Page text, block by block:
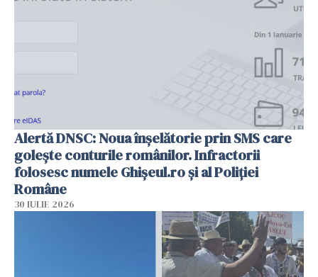
Alertă DNSC: Noua înșelătorie prin SMS care
golește conturile românilor. Infractorii
folosesc numele Ghișeul.ro și al Poliției
Române
30 IULIE 2026